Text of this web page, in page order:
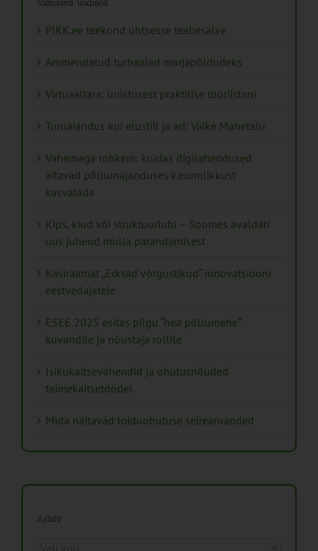
Viimased uudised
PIKK.ee teekond ühtsesse teabesalve
Ammendatud turbaalad marjapõldudeks
Virtuaaltara: unistusest praktilise tööriistani
Turuaiandus kui elustiil ja äri: Väike Mahetalu
Vähemaga rohkem: kuidas digilahendused
aitavad põllumajanduses kasumlikkust
kasvatada
Kips, kiud või struktuurlubi – Soomes avaldati
uus juhend mulla parandamisest
Käsiraamat „Erksad võrgustikud“ innovatsiooni
eestvedajatele
ESEE 2025 esitas pilgu “hea põllumehe”
kuvandile ja nõustaja rollile
Isikukaitsevahendid ja ohutusnõuded
taimekaitsetöödel
Mida näitavad toiduohutuse seirearuanded
Arhiiv